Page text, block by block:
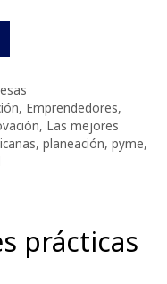
, Emprendedores,
, Las mejores
, planeación, pyme,
prácticas